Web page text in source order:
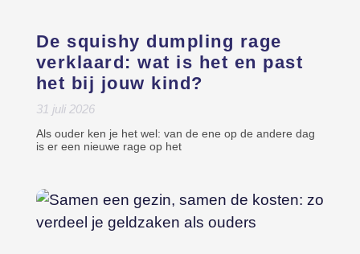
De squishy dumpling rage
verklaard: wat is het en past
het bij jouw kind?
31 juli 2026
Als ouder ken je het wel: van de ene op de andere dag
is er een nieuwe rage op het